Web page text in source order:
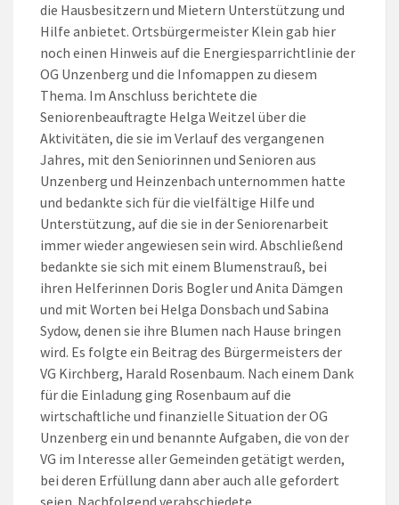
die Hausbesitzern und Mietern Unterstützung und
Hilfe anbietet. Ortsbürgermeister Klein gab hier
noch einen Hinweis auf die Energiesparrichtlinie der
OG Unzenberg und die Infomappen zu diesem
Thema. Im Anschluss berichtete die
Seniorenbeauftragte Helga Weitzel über die
Aktivitäten, die sie im Verlauf des vergangenen
Jahres, mit den Seniorinnen und Senioren aus
Unzenberg und Heinzenbach unternommen hatte
und bedankte sich für die vielfältige Hilfe und
Unterstützung, auf die sie in der Seniorenarbeit
immer wieder angewiesen sein wird. Abschließend
bedankte sie sich mit einem Blumenstrauß, bei
ihren Helferinnen Doris Bogler und Anita Dämgen
und mit Worten bei Helga Donsbach und Sabina
Sydow, denen sie ihre Blumen nach Hause bringen
wird. Es folgte ein Beitrag des Bürgermeisters der
VG Kirchberg, Harald Rosenbaum. Nach einem Dank
für die Einladung ging Rosenbaum auf die
wirtschaftliche und finanzielle Situation der OG
Unzenberg ein und benannte Aufgaben, die von der
VG im Interesse aller Gemeinden getätigt werden,
bei deren Erfüllung dann aber auch alle gefordert
seien. Nachfolgend verabschiedete